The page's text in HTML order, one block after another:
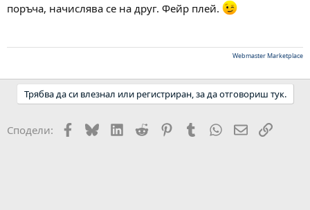
поръча, начислява се на друг. Фейр плей.
Webmaster Marketplace
Трябва да си влезнал или регистриран, за да отговориш тук.
Сподели: Facebook
BlueskyLinkedIn
Reddit PinterestTumblr WhatsApp
EmailLink